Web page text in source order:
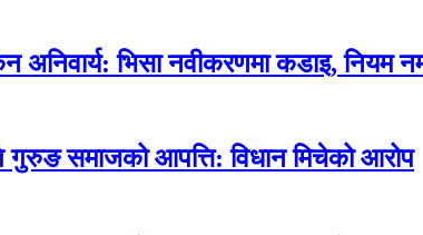
अनिवार्य: भिसा नवीकरणमा कडाइ, नियम
गुरुङ समाजको आपत्ति: विधान मिचेको आरोप